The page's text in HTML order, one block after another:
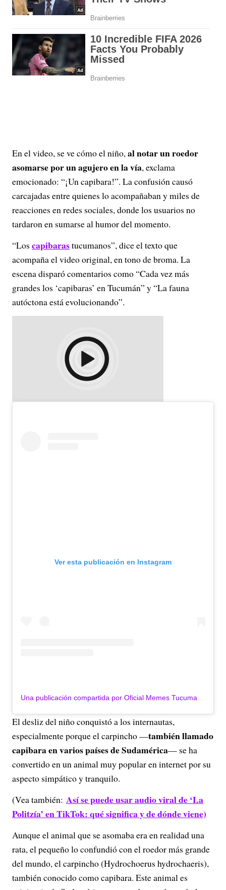
En el video, se ve cómo el niño,al notar un roedor
asomarse por un agujero en la vía, exclama
emocionado: “¡Un capibara!”. La confusión causó
carcajadas entre quienes lo acompañaban y miles de
reacciones en redes sociales, donde los usuarios no
tardaron en sumarse al humor del momento.
“Los capibarastucumanos”, dice el texto que
acompaña el video original, en tono de broma. La
escena disparó comentarios como “Cada vez más
grandes los ‘capibaras’ en Tucumán” y “La fauna
autóctona está evolucionando”.
Ver esta publicación en Instagram
El desliz del niño conquistó a los internautas,
especialmente porque el carpincho —también llamado
capibara en varios países de Sudamérica— se ha
convertido en un animal muy popular en internet por su
aspecto simpático y tranquilo.
(Vea también: Así se puede usar audio viral de ‘La
Politzía’ en TikTok: qué significa y de dónde viene)
Aunque el animal que se asomaba era en realidad una
rata, el pequeño lo confundió con el roedor más grande
del mundo, el carpincho (Hydrochoerus hydrochaeris),
también conocido como capibara. Este animal es